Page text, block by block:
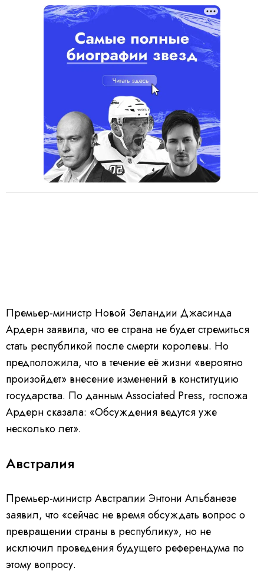
Премьер-министр Новой Зеландии Джасинда
Ардерн заявила, что ее страна не будет стремиться
стать республикой после смерти королевы. Но
предположила, что в течение её жизни «вероятно
произойдет» внесение изменений в конституцию
государства. По данным Associated Press, госпожа
Ардерн сказала: «Обсуждения ведутся уже
несколько лет».
Австралия
Премьер-министр Австралии Энтони Альбанезе
заявил, что «сейчас не время обсуждать вопрос о
превращении страны в республику», но не
исключил проведения будущего референдума по
этому вопросу.